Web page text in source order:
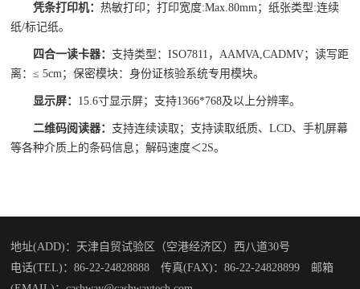
凭条打印机：热敏打印；打印宽度:Max.80mm；纸张类型:连续
纸/标记纸。
四合一读卡器： 支持类型：ISO7811，AAMVA,CADMV；读写距
离：≤ 5cm；保密模块：身份证核验系统专用模块。
显示屏： 15.6寸显示屏； 支持1366*768及以上分辨率。
二维码阅读器： 支持连续读取； 支持读取纸质、LCD、手机屏幕
等各种介质上的条码信息；解码速度＜2S。
地址(ADD)：天津自贸试验区（空港经济区）西八道30号
电话(TEL)：86-22-24828888 传真(FAX)：86-22-24828899 邮箱